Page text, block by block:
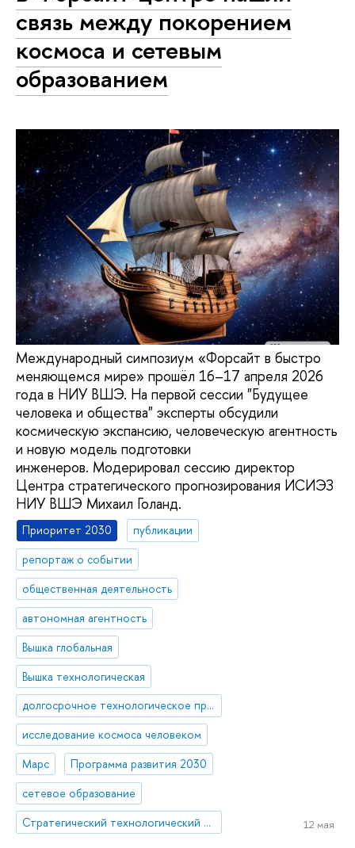
связь между покорением
космоса и сетевым
образованием
Международный симпозиум «Форсайт в быстро
меняющемся мире» прошёл 16–17 апреля 2026
года в НИУ ВШЭ. На первой сессии "Будущее
человека и общества" эксперты обсудили
космическую экспансию, человеческую агентность
и новую модель подготовки
инженеров. Модерировал сессию директор
Центра стратегического прогнозирования ИСИЭЗ
НИУ ВШЭ Михаил Голанд.
Приоритет 2030
публикации
репортаж о событии
общественная деятельность
автономная агентность
Вышка глобальная
Вышка технологическая
долгосрочное технологическое прогнозирование, форсайт
исследование космоса человеком
Марс
Программа развития 2030
сетевое образование
Стратегический технологический проект «Национальный центр социально-экономического и научно-технологического прогнозирования»
12 мая